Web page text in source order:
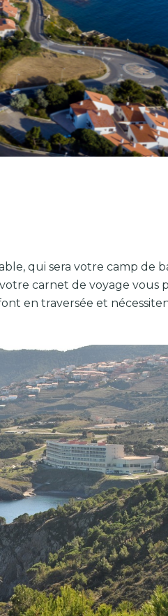
qui sera votre camp de
carnet de voyage vous
en traversée et